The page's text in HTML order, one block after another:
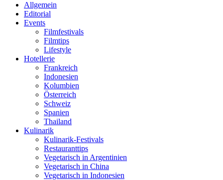
Allgemein
Editorial
Events
Filmfestivals
Filmtips
Lifestyle
Hotellerie
Frankreich
Indonesien
Kolumbien
Österreich
Schweiz
Spanien
Thailand
Kulinarik
Kulinarik-Festivals
Restauranttips
Vegetarisch in Argentinien
Vegetarisch in China
Vegetarisch in Indonesien